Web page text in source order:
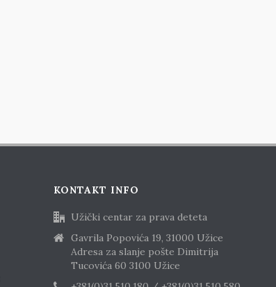
KONTAKT INFO
Užički centar za prava deteta
Gavrila Popovića 19, 31000 Užice
Adresa za slanje pošte Dimitrija
Tucovića 60 3100 Užice